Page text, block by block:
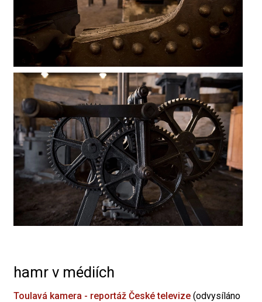
hamr v médiích
Toulavá kamera - reportáž České televize (odvysíláno